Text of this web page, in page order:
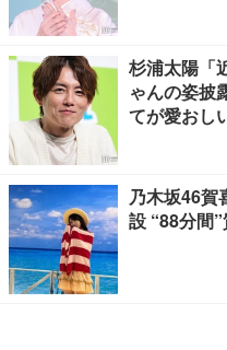
杉浦太陽「
ゃんの姿披
てが愛おし
乃木坂46賀
設 “88分間